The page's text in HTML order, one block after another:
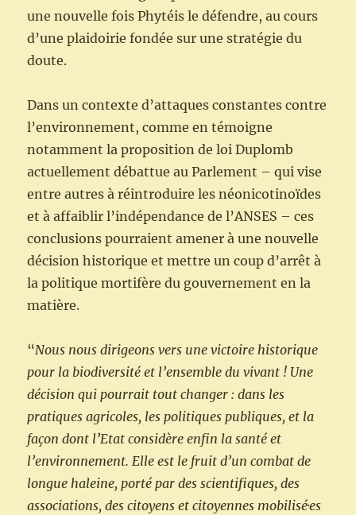
une nouvelle fois Phytéis le défendre, au cours
d’une plaidoirie fondée sur une stratégie du
doute.
Dans un contexte d’attaques constantes contre
l’environnement, comme en témoigne
notamment la proposition de loi Duplomb
actuellement débattue au Parlement – qui vise
entre autres à réintroduire les néonicotinoïdes
et à affaiblir l’indépendance de l’ANSES – ces
conclusions pourraient amener à une nouvelle
décision historique et mettre un coup d’arrêt à
la politique mortifère du gouvernement en la
matière.
“Nous nous dirigeons vers une victoire historique
pour la biodiversité et l’ensemble du vivant ! Une
décision qui pourrait tout changer : dans les
pratiques agricoles, les politiques publiques, et la
façon dont l’Etat considère enfin la santé et
l’environnement. Elle est le fruit d’un combat de
longue haleine, porté par des scientifiques, des
associations, des citoyens et citoyennes mobilisé·es